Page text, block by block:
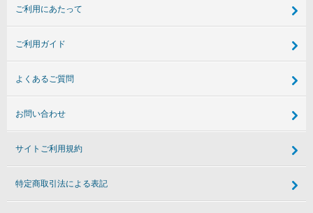
ご利用にあたって
ご利用ガイド
よくあるご質問
お問い合わせ
サイトご利用規約
特定商取引法による表記